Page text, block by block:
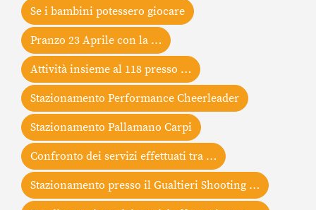
Se i bambini potessero giocare
Pranzo 23 Aprile con la …
Attività insieme al 118 presso …
Stazionamento Performance Cheerleader
Stazionamento Pallamano Carpi
Confronto dei servizi effettuati tra …
Stazionamento presso il Gualtieri Shooting …